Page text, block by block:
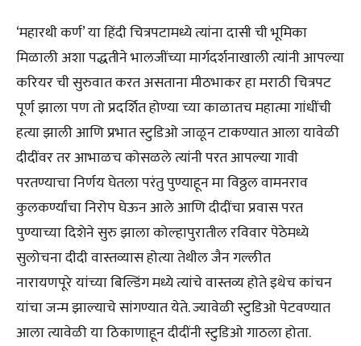
‘महारथी कर्ण’ या हिंदी चित्रपटामध्ये त्यांना दासी ची भूमिका
मिळाली अशा पद्धतीने भालजींच्या मार्गदर्शनाखाली त्यांनी आपल्या
करियर ची सुरुवात करत असताना मीठभाकर हा मराठी चित्रपट
पूर्ण झाला पण तो प्रदर्शित होण्या च्या काळातच महात्मा गांधींची
हत्या झाली आणि प्रभात स्टुडिओ जाळून टाकण्यात आला यावेळी
दीदींवर तर आभाळच कोसळले त्यांनी परत आपल्या गावी
परतण्याचा निर्णय घेतला परंतु पुण्याहून मा विठ्ठल वामनराव
कुलकर्ण्यांचा निरोप घेऊन आले आणि दीदींचा प्रवास परत
पुण्याच्या दिशेने सुरु झाला कोल्हापुरातील रविवार पेठेमध्ये
सुलोचना दीदी वास्तव्यास होत्या तेथील जैन गल्लीत
नारायणपूरे यांच्या बिल्डिंग मध्ये त्यांचे वास्तव्य होते इथेच कांचन
यांचा जन्म झाल्याचे सांगण्यात येते. ज्यावेळी स्टुडिओ पेटवण्यात
आला त्यावेळी या ठिकाणाहून दीदींनी स्टुडिओ गाठला होता.